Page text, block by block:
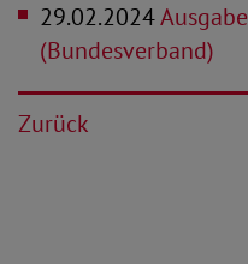
29.02.2024
(Bundesverband)
Zurück